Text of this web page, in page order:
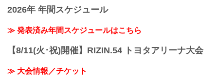
開催日時
／14:00開始（予定）
※開場・開始時間は予定です。決定次第
RIZIN FFオフィシャルサイトにてご案内
します。
2026年 年間スケジュール
≫ 発表済み年間スケジュールはこちら
【8/11(火･祝)開催】RIZIN.54 トヨタアリーナ大会
≫ 大会情報／チケット